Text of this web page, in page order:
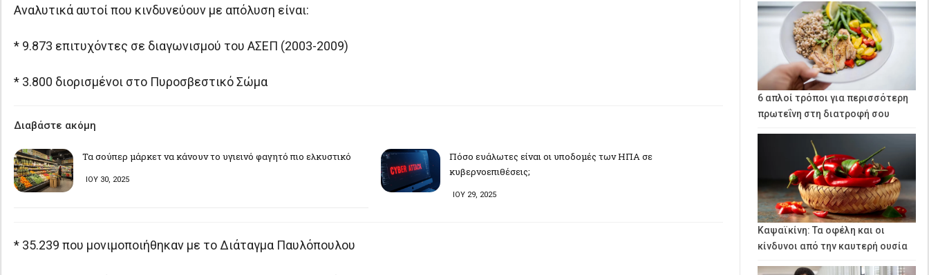
Αναλυτικά αυτοί που κινδυνεύουν με απόλυση είναι:
* 9.873 επιτυχόντες σε διαγωνισμού του ΑΣΕΠ (2003-2009)
* 3.800 διορισμένοι στο Πυροσβεστικό Σώμα
Διαβάστε ακόμη
Τα σούπερ μάρκετ να κάνουν το υγιεινό φαγητό πιο ελκυστικό
ΙΟΥ 30, 2025
Πόσο ευάλωτες είναι οι υποδομές των ΗΠΑ σε
κυβερνοεπιθέσεις;
ΙΟΥ 29, 2025
* 35.239 που μονιμοποιήθηκαν με το Διάταγμα Παυλόπουλου
6 απλοί τρόποι για περισσότερη
πρωτεΐνη στη διατροφή σου
Καψαϊκίνη: Τα οφέλη και οι
κίνδυνοι από την καυτερή ουσία